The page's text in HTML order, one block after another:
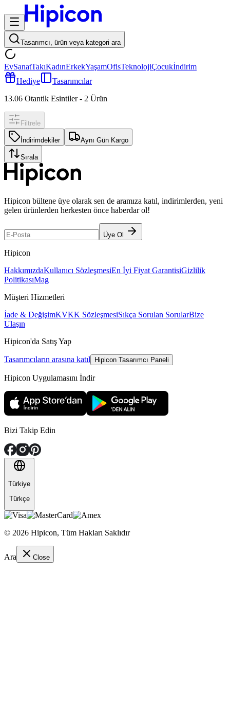
Tasarımcı, ürün veya kategori ara
EvSanatTakıKadınErkekYaşamOfisTeknolojiÇocukİndirim
Hediye
Tasarımcılar
13.06 Otantik Esintiler- 2 Ürün
Filtrele
İndirimdekiler Aynı Gün Kargo
Sırala
Hipicon bültene üye olarak sen de aramıza katıl, indirimlerden, yeni
gelen ürünlerden herkesten önce haberdar ol!
Üye Ol
Hipicon
HakkımızdaKullanıcı SözleşmesiEn İyi Fiyat GarantisiGizlilik
PolitikasıMag
Müşteri Hizmetleri
İade & DeğişimKVKK SözleşmesiSıkça Sorulan SorularBize
Ulaşın
Hipicon'da Satış Yap
Tasarımcıların arasına katıl Hipicon Tasarımcı Paneli
Hipicon Uygulamasını İndir
Bizi Takip Edin
Türkiye
Türkçe
© 2026 Hipicon, Tüm Hakları Saklıdır
Ara Close